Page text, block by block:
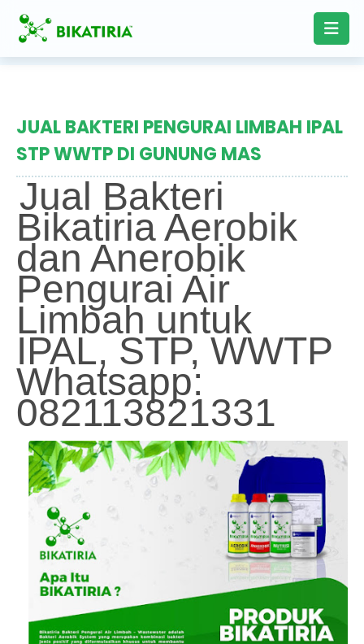
JUAL BAKTERI PENGURAI LIMBAH IPAL
STP WWTP DI GUNUNG MAS
Jual Bakteri
Bikatiria Aerobik
dan Anerobik
Pengurai Air
Limbah untuk
IPAL, STP, WWTP
Whatsapp:
082113821331